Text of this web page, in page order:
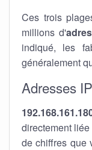
Ces trois
millions d'
indiqué, les
généralement
Adresses
directement liée
de chiffres que